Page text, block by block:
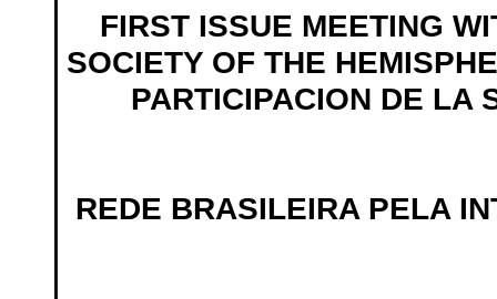
FIRST ISSUE MEETING
SOCIETY OF THE
PARTICIPACION DE LA
REDE BRASILEIRA PELA